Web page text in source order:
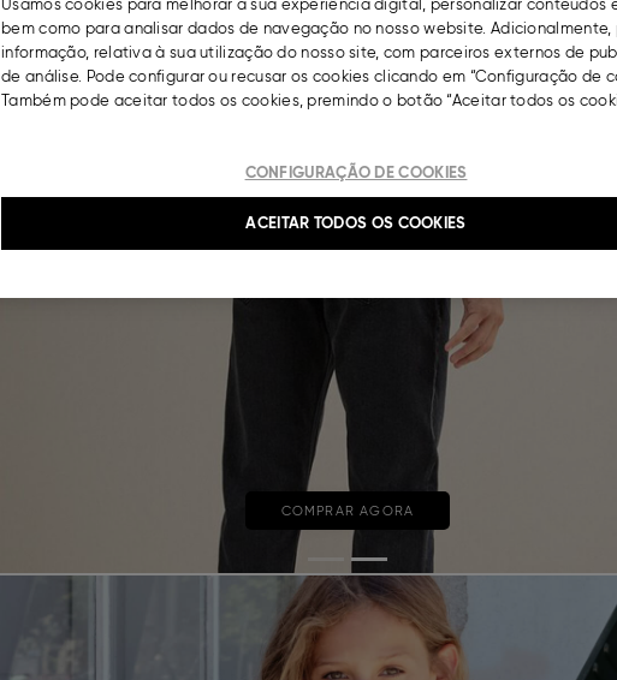
COMPRAR AGORA
Usamos cookies para melhorar a sua experiência digital, personalizar conteúdos
bem como para analisar dados de navegação no nosso website.
informação, relativa à sua utilização do nosso site, com parceiros externos de
de análise. Pode configurar ou recusar os cookies clicando em “Configuração de
Também pode aceitar todos os cookies, premindo o botão “Aceitar todos os
CONFIGURAÇÃO DE COOKIES
ACEITAR TODOS OS COOKIES